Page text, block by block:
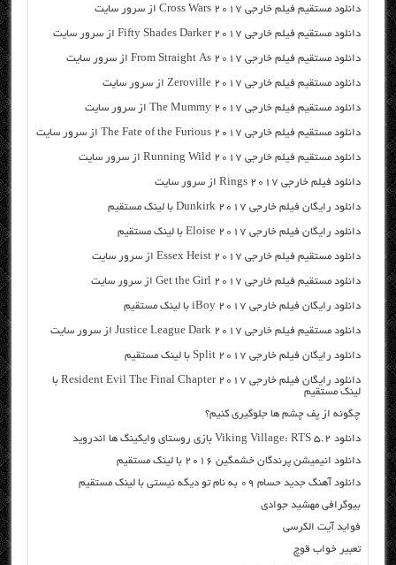
دانلود مستقیم فیلم خارجی Cross Wars 2017 از سرور سایت
دانلود مستقیم فیلم خارجی Fifty Shades Darker 2017 از سرور سایت
دانلود مستقیم فیلم خارجی From Straight As 2017 از سرور سایت
دانلود مستقیم فیلم خارجی Zeroville 2017 از سرور سایت
دانلود مستقیم فیلم خارجی The Mummy 2017 از سرور سایت
دانلود مستقیم فیلم خارجی The Fate of the Furious 2017 از سرور سایت
دانلود مستقیم فیلم خارجی Running Wild 2017 از سرور سایت
دانلود فیلم خارجی Rings 2017 از سرور سایت
دانلود رایگان فیلم خارجی Dunkirk 2017 با لینک مستقیم
دانلود رایگان فیلم خارجی Eloise 2017 با لینک مستقیم
دانلود مستقیم فیلم خارجی Essex Heist 2017 از سرور سایت
دانلود مستقیم فیلم خارجی Get the Girl 2017 از سرور سایت
دانلود رایگان فیلم خارجی iBoy 2017 با لینک مستقیم
دانلود مستقیم فیلم خارجی Justice League Dark 2017 از سرور سایت
دانلود رایگان فیلم خارجی Split 2017 با لینک مستقیم
دانلود رایگان فیلم خارجی Resident Evil The Final Chapter 2017 با
لینک مستقیم
چگونه از پف چشم ها جلوگیری کنیم؟
دانلود Viking Village: RTS 5.2 بازی روستای وایکینگ ها اندروید
دانلود انیمیشن پرندگان خشمگین ۲۰۱۶ با لینک مستقیم
دانلود آهنگ جدید حسام ۰۹ به نام تو دیگه نیستی با لینک مستقیم
بیوگرافی مهشید جوادی
فواید آیت الکرسی
تعبیر خواب قوچ